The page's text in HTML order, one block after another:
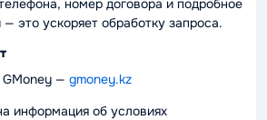
номер договора и подробное
это ускоряет обработку запроса.
— gmoney.kz
информация об условиях